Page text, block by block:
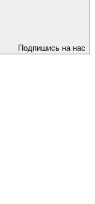
Подпишись на нас